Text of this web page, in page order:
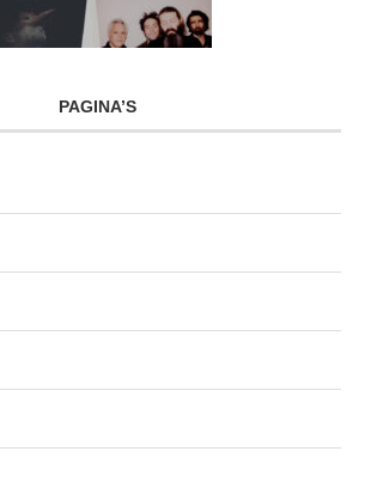
PAGINA’S